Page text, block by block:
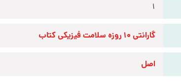
1
گارانتی 10 روزه سلامت فیزیکی کتاب
اصل